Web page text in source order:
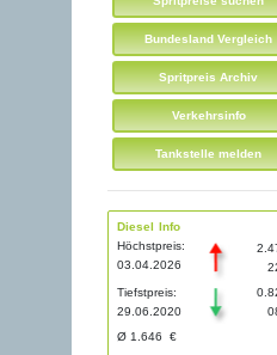
Bundesland Vergleich
Spritpreis Archiv
Verkehrsinfo
Tankstelle melden
Diesel Info
Höchstpreis:
03.04.2026
Tiefstpreis:
29.06.2020
Ø 1.646 €